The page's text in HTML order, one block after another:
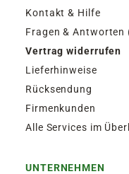
Kontakt & Hilfe
Fragen & Antworten
Vertrag widerrufen
Lieferhinweise
Rücksendung
Firmenkunden
Alle Services im
UNTERNEHMEN